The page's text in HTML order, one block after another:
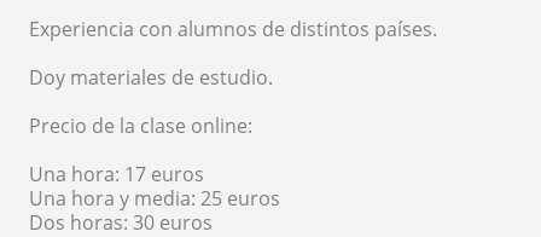
Experiencia con alumnos de distintos países.
Doy materiales de estudio.
Precio de la clase online:
Una hora: 17 euros
Una hora y media: 25 euros
Dos horas: 30 euros